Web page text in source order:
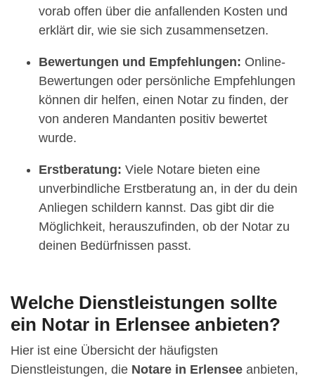
vorab offen über die anfallenden Kosten und
erklärt dir, wie sie sich zusammensetzen.
Bewertungen und Empfehlungen: Online-
Bewertungen oder persönliche Empfehlungen
können dir helfen, einen Notar zu finden, der
von anderen Mandanten positiv bewertet
wurde.
Erstberatung: Viele Notare bieten eine
unverbindliche Erstberatung an, in der du dein
Anliegen schildern kannst. Das gibt dir die
Möglichkeit, herauszufinden, ob der Notar zu
deinen Bedürfnissen passt.
Welche Dienstleistungen sollte
ein Notar in Erlensee anbieten?
Hier ist eine Übersicht der häufigsten
Dienstleistungen, die Notare in Erlensee anbieten,